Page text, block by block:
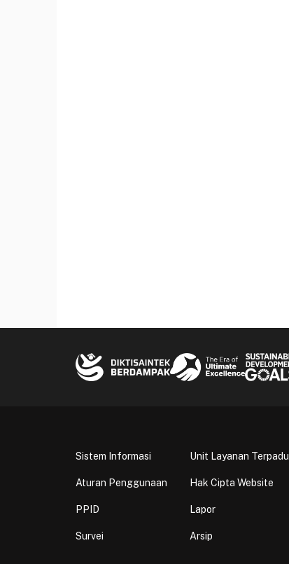
Sistem Informasi Unit Layanan Terpadu
Aturan Penggunaan Hak Cipta Website
PPID Lapor
Survei Arsip